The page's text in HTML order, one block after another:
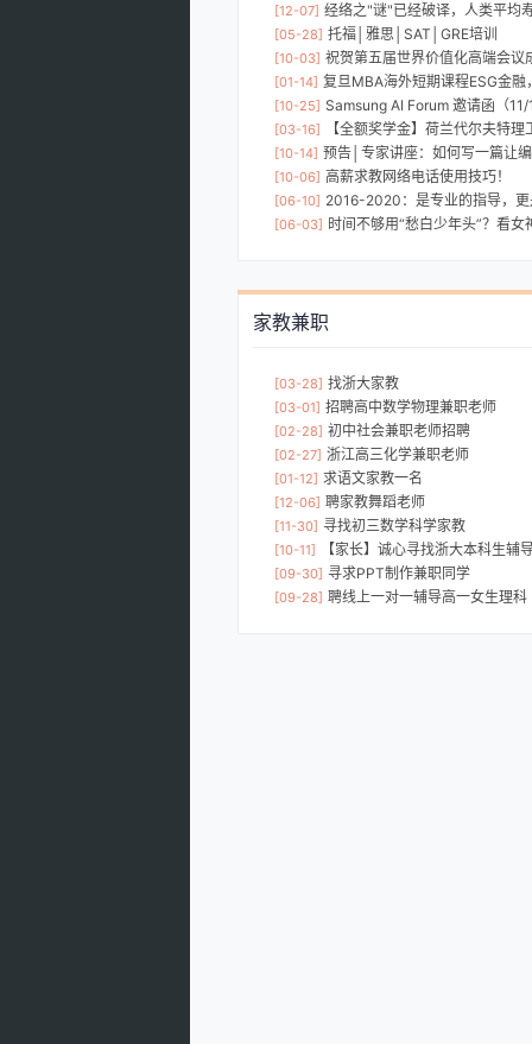
[12-07] 经络之"谜"已经破译，人类平均寿命将再延长十年---- 经络学
[05-28] 托福│雅思│SAT│GRE培训
[10-03] 祝贺第五届世界价值化高端会议
[01-14] 复旦MBA海外短期课程ESG金融
[10-25] Samsung AI Forum 邀请函（
[03-16] 【全额奖学金】荷兰代尔夫特理工招收博
[10-14] 预告│专家讲座：如何写一篇让编辑刮目相看的SCI文章
[10-06] 高薪求教网络电话使用技巧！
[06-10] 2016-2020：是专业的指导，
[06-03] 时间不够用“愁白少年头”？看
家教兼职
[03-28] 找浙大家教
[03-01] 招聘高中数学物理兼职老师
[02-28] 初中社会兼职老师招聘
[02-27] 浙江高三化学兼职老师
[01-12] 求语文家教一名
[12-06] 聘家教舞蹈老师
[11-30] 寻找初三数学科学家教
[10-11] 【家长】诚心寻找浙大本科生辅
[09-30] 寻求PPT制作兼职同学
[09-28] 聘线上一对一辅导高一女生理科